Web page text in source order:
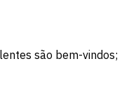
são bem-vindos;